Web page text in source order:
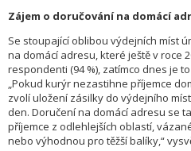
Zájem o doručování na domácí
Se stoupající oblibou výdejních míst
na domácí adresu, které ještě v roce
respondenti (94 %), zatímco dnes je
„Pokud kurýr nezastihne příjemce
zvolí uložení zásilky do výdejního
den. Doručení na domácí adresu se
příjemce z odlehlejších oblastí,
nebo výhodnou pro těžší balíky,“